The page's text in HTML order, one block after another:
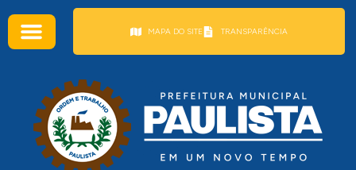
MAPA DO SITE TRANSPARÊNCIA